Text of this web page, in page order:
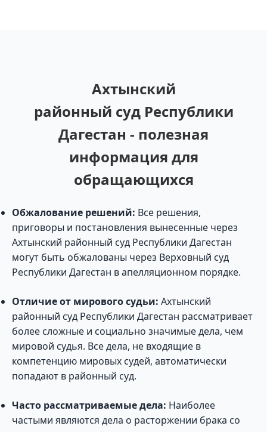
Ахтынский
районный суд Республики
Дагестан - полезная
информация для
обращающихся
Обжалование решений: Все решения,
приговоры и постановления вынесенные через
Ахтынский районный суд Республики Дагестан
могут быть обжалованы через Верховный суд
Республики Дагестан в апелляционном порядке.
Отличие от мирового судьи: Ахтынский
районный суд Республики Дагестан рассматривает
более сложные и социально значимые дела, чем
мировой судья. Все дела, не входящие в
компетенцию мировых судей, автоматически
попадают в районный суд.
Часто рассматриваемые дела: Наиболее
частыми являются дела о расторжении брака со